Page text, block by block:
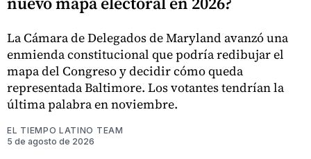
La Cámara de Delegados de Maryland avanzó una
enmienda constitucional que podría redibujar el
mapa del Congreso y decidir cómo queda
representada Baltimore. Los votantes tendrían la
última palabra en noviembre.
EL TIEMPO LATINO TEAM
5 de agosto de 2026